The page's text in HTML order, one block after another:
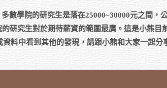
數學院的研究生是落在25000~30000元之間，
研究生對於期待薪資的範圍最廣。這是小熊目
料中看到其他的發現，請跟小熊和大家一起分